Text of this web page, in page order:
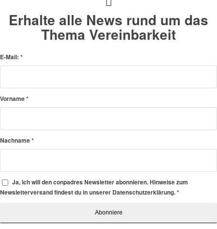
Erhalte alle News rund um das
Thema Vereinbarkeit
E-Mail: *
Vorname*
Nachname*
Ja, ich will den conpadres Newsletter abonnieren. Hinweise zum
Newsletterversand findest du in unserer Datenschutzerklärung.*